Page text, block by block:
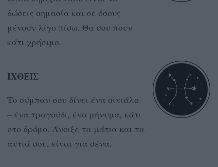
δώσεις σημασία και σε όσους
μένουν λίγο πίσω. Θα σου πουν
κάτι χρήσιμο.
ΙΧΘΕΙΣ
Το σύμπαν σου δίνει ένα σινιάλο
– ένα τραγούδι, ένα μήνυμα, κάτι
στο δρόμο. Άνοιξε τα μάτια και τα
αυτιά σου, είναι για σένα.